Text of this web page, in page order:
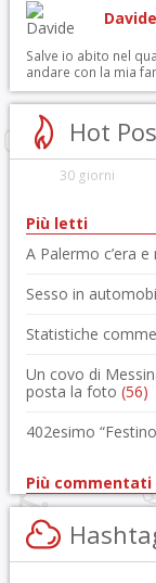
Davide
Salve io abito nel
andare con la mia
Hot
30 giorni
Più letti
A Palermo c’era e
Sesso in
Statistiche
Un covo di
posta la foto (56)
402esimo
Più commentati